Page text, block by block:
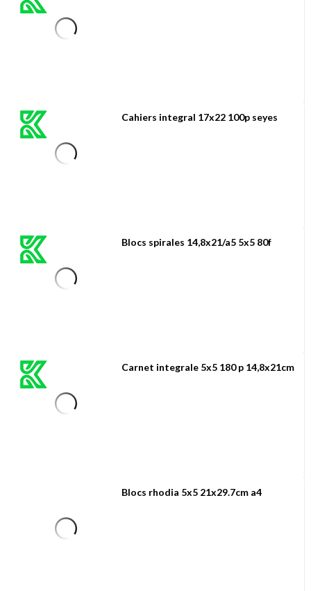
Cahiers integral 17x22 100p seyes
Blocs spirales 14,8x21/a5 5x5 80f
Carnet integrale 5x5 180 p 14,8x21cm
Blocs rhodia 5x5 21x29.7cm a4